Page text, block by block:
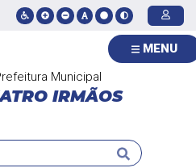
Municipal
IRMÃOS
MENU